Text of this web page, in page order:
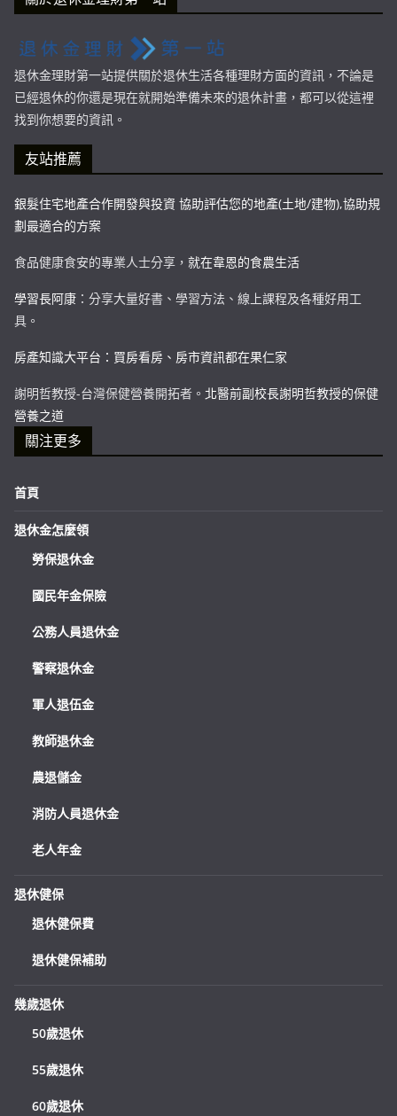
退休金理財第一站提供關於退休生活各種理財方面的資訊，不論是
已經退休的你還是現在就開始準備未來的退休計畫，都可以從這裡
找到你想要的資訊。
友站推薦
銀髮住宅地產合作開發與投資 協助評估您的地產(土地/建物),協助規
劃最適合的方案
食品健康食安的專業人士分享， 就在韋恩的食農生活
學習長阿康 ：分享大量好書、學習方法、線上課程及各種好用工
具。
房產知識大平台：買房看房、房市資訊都在果仁家
謝明哲教授-台灣保健營養開拓者。 北醫前副校長謝明哲教授的保健
營養之道
關注更多
首頁
退休金怎麼領
勞保退休金
國民年金保險
公務人員退休金
警察退休金
軍人退伍金
教師退休金
農退儲金
消防人員退休金
老人年金
退休健保
退休健保費
退休健保補助
幾歲退休
50歲退休
55歲退休
60歲退休